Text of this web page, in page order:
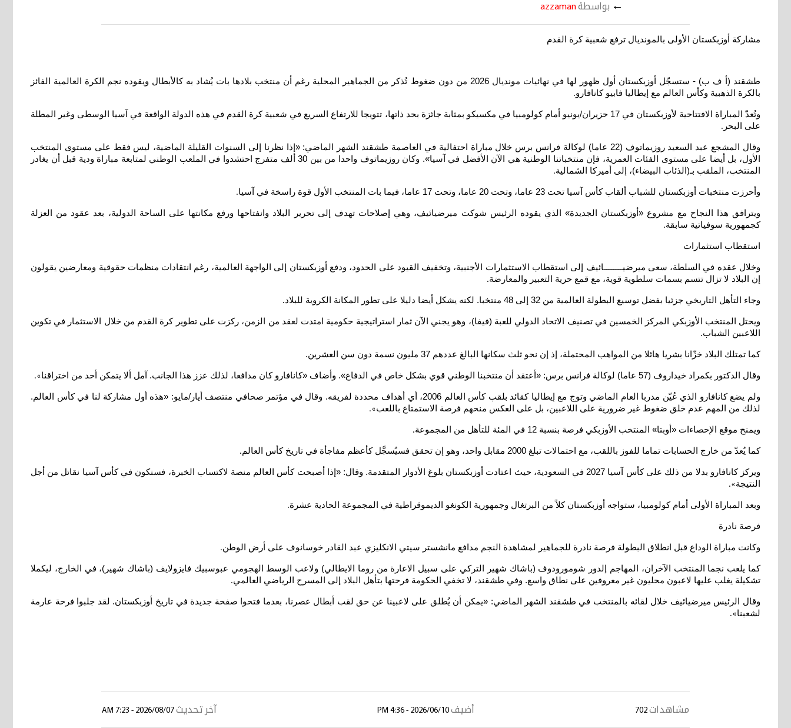
← بواسطةazzaman
مشاركة أوزبكستان الأولى بالمونديال ترفع شعبية كرة القدم
طشقند (أ ف ب) - ستسجّل أوزبكستان أول ظهور لها في نهائيات مونديال 2026 من دون ضغوط تُذكر من الجماهير المحلية رغم أن منتخب بلادها بات يُشاد به كالأبطال ويقوده نجم الكرة العالمية الفائز
بالكرة الذهبية وكأس العالم مع إيطاليا فابيو كانافارو.
وتُعدّ المباراة الافتتاحية لأوزبكستان في 17 حزيران/يونيو أمام كولومبيا في مكسيكو بمثابة جائزة بحد ذاتها، تتويجا للارتفاع السريع في شعبية كرة القدم في هذه الدولة الواقعة في آسيا الوسطى وغير المطلة
على البحر .
وقال المشجع عبد السعيد روزيماتوف (22 عاما) لوكالة فرانس برس خلال مباراة احتفالية في العاصمة طشقند الشهر الماضي: «إذا نظرنا إلى السنوات القليلة الماضية، ليس فقط على مستوى المنتخب
الأول، بل أيضا على مستوى الفئات العمرية، فإن منتخباتنا الوطنية هي الآن الأفضل في آسيا». وكان روزيماتوف واحدا من بين 30 ألف متفرج احتشدوا في الملعب الوطني لمتابعة مباراة ودية قبل أن يغادر
المنتخب، الملقب بـ(الذئاب البيضاء)، إلى أميركا الشمالية.
وأحرزت منتخبات أوزبكستان للشباب ألقاب كأس آسيا تحت 23 عاما، وتحت 20 عاما، وتحت 17 عاما، فيما بات المنتخب الأول قوة راسخة في آسيا .
ويترافق هذا النجاح مع مشروع «أوزبكستان الجديدة» الذي يقوده الرئيس شوكت ميرضيائيف، وهي إصلاحات تهدف إلى تحرير البلاد وانفتاحها ورفع مكانتها على الساحة الدولية، بعد عقود من العزلة
كجمهورية سوفياتية سابقة.
استقطاب استثمارات
وخلال عقده في السلطة، سعى ميرضيــــــــائيف إلى استقطاب الاستثمارات الأجنبية، وتخفيف القيود على الحدود، ودفع أوزبكستان إلى الواجهة العالمية، رغم انتقادات منظمات حقوقية ومعارضين يقولون
إن البلاد لا تزال تتسم بسمات سلطوية قوية، مع قمع حرية التعبير والمعارضة.
وجاء التأهل التاريخي جزئيا بفضل توسيع البطولة العالمية من 32 إلى 48 منتخبا. لكنه يشكل أيضا دليلا على تطور المكانة الكروية للبلاد .
ويحتل المنتخب الأوزبكي المركز الخمسين في تصنيف الاتحاد الدولي للعبة (فيفا)، وهو يجني الآن ثمار استراتيجية حكومية امتدت لعقد من الزمن، ركزت على تطوير كرة القدم من خلال الاستثمار في تكوين
اللاعبين الشباب.
كما تمتلك البلاد خزّانا بشريا هائلا من المواهب المحتملة، إذ إن نحو ثلث سكانها البالغ عددهم 37 مليون نسمة دون سن العشرين .
وقال الدكتور بكمراد خيداروف (57 عاما) لوكالة فرانس برس: «أعتقد أن منتخبنا الوطني قوي بشكل خاص في الدفاع». وأضاف «كانافارو كان مدافعا، لذلك عزز هذا الجانب. آمل ألا يتمكن أحد من اختراقنا ».
ولم يضع كانافارو الذي عُيّن مدربا العام الماضي وتوج مع إيطاليا كقائد بلقب كأس العالم 2006، أي أهداف محددة لفريقه. وقال في مؤتمر صحافي منتصف أيار/مايو: «هذه أول مشاركة لنا في كأس العالم.
لذلك من المهم عدم خلق ضغوط غير ضرورية على اللاعبين، بل على العكس منحهم فرصة الاستمتاع باللعب».
ويمنح موقع الإحصاءات «أوبتا» المنتخب الأوزبكي فرصة بنسبة 12 في المئة للتأهل من المجموعة .
كما يُعدّ من خارج الحسابات تماما للفوز باللقب، مع احتمالات تبلغ 2000 مقابل واحد، وهو إن تحقق فسيُسجَّل كأعظم مفاجأة في تاريخ كأس العالم .
ويركز كانافارو بدلا من ذلك على كأس آسيا 2027 في السعودية، حيث اعتادت أوزبكستان بلوغ الأدوار المتقدمة. وقال: «إذا أصبحت كأس العالم منصة لاكتساب الخبرة، فسنكون في كأس آسيا نقاتل من أجل
النتيجة».
وبعد المباراة الأولى أمام كولومبيا، ستواجه أوزبكستان كلاً من البرتغال وجمهورية الكونغو الديموقراطية في المجموعة الحادية عشرة.
فرصة نادرة
وكانت مباراة الوداع قبل انطلاق البطولة فرصة نادرة للجماهير لمشاهدة النجم مدافع مانشستر سيتي الانكليزي عبد القادر خوسانوف على أرض الوطن.
كما يلعب نجما المنتخب الآخران، المهاجم إلدور شومورودوف (باشاك شهير التركي على سبيل الاعارة من روما الايطالي) ولاعب الوسط الهجومي عبوسبيك فايزولايف (باشاك شهير)، في الخارج، ليكملا
تشكيلة يغلب عليها لاعبون محليون غير معروفين على نطاق واسع. وفي طشقند، لا تخفي الحكومة فرحتها بتأهل البلاد إلى المسرح الرياضي العالمي.
وقال الرئيس ميرضيائيف خلال لقائه بالمنتخب في طشقند الشهر الماضي: «يمكن أن يُطلق على لاعبينا عن حق لقب أبطال عصرنا، بعدما فتحوا صفحة جديدة في تاريخ أوزبكستان. لقد جلبوا فرحة عارمة
لشعبنا».
مشاهدات 702 أضيف 2026/06/10 - 4:36 PM آخر تحديث 2026/08/07 - 7:23 AM